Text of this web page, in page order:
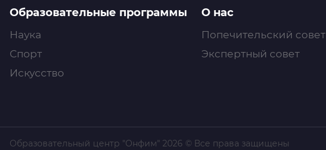
Образовательные программы
Наука
Спорт
Искусство
О нас
Попечительский совет
Экспертный совет
Образовательный центр "Онфим" 2026 © Все права защищены